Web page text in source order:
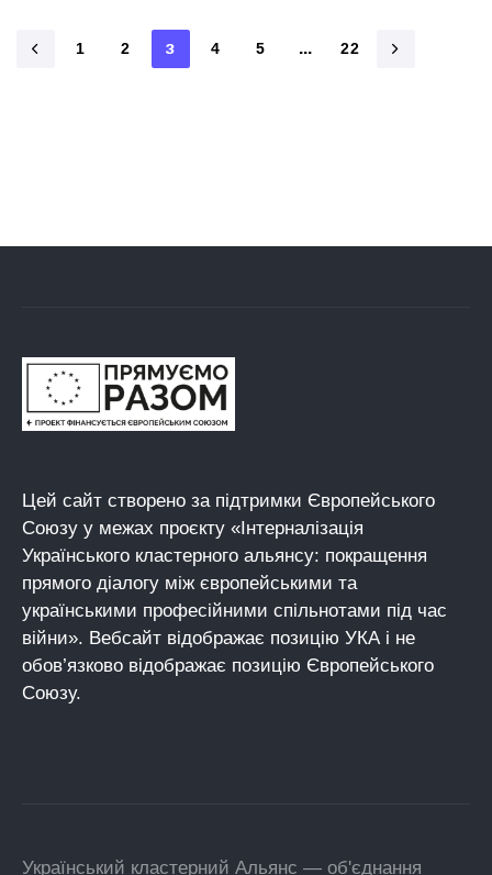
1 2 3 4 5 … 22
Цей сайт створено за підтримки Європейського
Союзу у межах проєкту «Інтерналізація
Українського кластерного альянсу: покращення
прямого діалогу між європейськими та
українськими професійними спільнотами під час
війни». Вебсайт відображає позицію УКА і не
обов’язково відображає позицію Європейського
Союзу.
Український кластерний Альянс — об'єднання